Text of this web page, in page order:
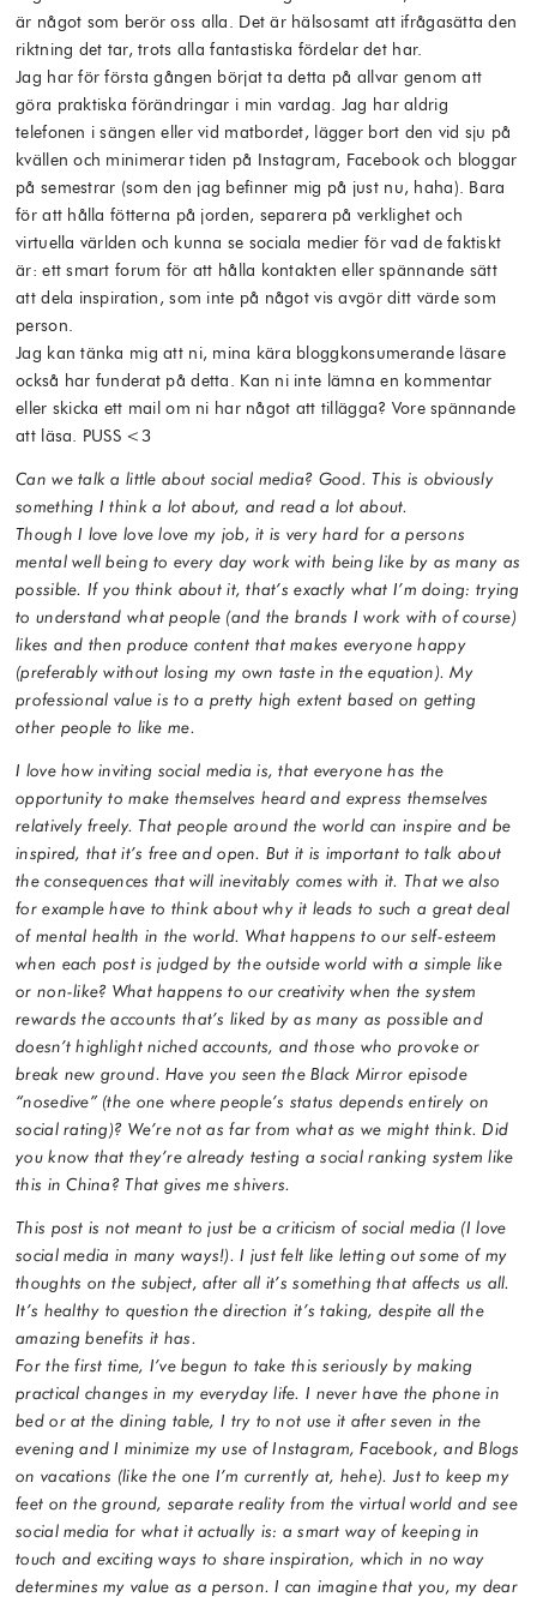
är något som berör oss alla. Det är hälsosamt att ifrågasätta den
riktning det tar, trots alla fantastiska fördelar det har.
Jag har för första gången börjat ta detta på allvar genom att
göra praktiska förändringar i min vardag. Jag har aldrig
telefonen i sängen eller vid matbordet, lägger bort den vid sju på
kvällen och minimerar tiden på Instagram, Facebook och bloggar
på semestrar (som den jag befinner mig på just nu, haha). Bara
för att hålla fötterna på jorden, separera på verklighet och
virtuella världen och kunna se sociala medier för vad de faktiskt
är: ett smart forum för att hålla kontakten eller spännande sätt
att dela inspiration, som inte på något vis avgör ditt värde som
person.
Jag kan tänka mig att ni, mina kära bloggkonsumerande läsare
också har funderat på detta. Kan ni inte lämna en kommentar
eller skicka ett mail om ni har något att tillägga? Vore spännande
att läsa. PUSS <3
Can we talk a little about social media? Good. This is obviously
something I think a lot about, and read a lot about.
Though I love love love my job, it is very hard for a persons
mental well being to every day work with being like by as many as
possible. If you think about it, that’s exactly what I’m doing: trying
to understand what people (and the brands I work with of course)
likes and then produce content that makes everyone happy
(preferably without losing my own taste in the equation). My
professional value is to a pretty high extent based on getting
other people to like me.
I love how inviting social media is, that everyone has the
opportunity to make themselves heard and express themselves
relatively freely. That people around the world can inspire and be
inspired, that it’s free and open. But it is important to talk about
the consequences that will inevitably comes with it. That we also
for example have to think about why it leads to such a great deal
of mental health in the world. What happens to our self-esteem
when each post is judged by the outside world with a simple like
or non-like? What happens to our creativity when the system
rewards the accounts that’s liked by as many as possible and
doesn’t highlight niched accounts, and those who provoke or
break new ground. Have you seen the Black Mirror episode
“nosedive” (the one where people’s status depends entirely on
social rating)? We’re not as far from what as we might think. Did
you know that they’re already testing a social ranking system like
this in China? That gives me shivers.
This post is not meant to just be a criticism of social media (I love
social media in many ways!). I just felt like letting out some of my
thoughts on the subject, after all it’s something that affects us all.
It’s healthy to question the direction it’s taking, despite all the
amazing benefits it has.
For the first time, I’ve begun to take this seriously by making
practical changes in my everyday life. I never have the phone in
bed or at the dining table, I try to not use it after seven in the
evening and I minimize my use of Instagram, Facebook, and Blogs
on vacations (like the one I’m currently at, hehe). Just to keep my
feet on the ground, separate reality from the virtual world and see
social media for what it actually is: a smart way of keeping in
touch and exciting ways to share inspiration, which in no way
determines my value as a person. I can imagine that you, my dear